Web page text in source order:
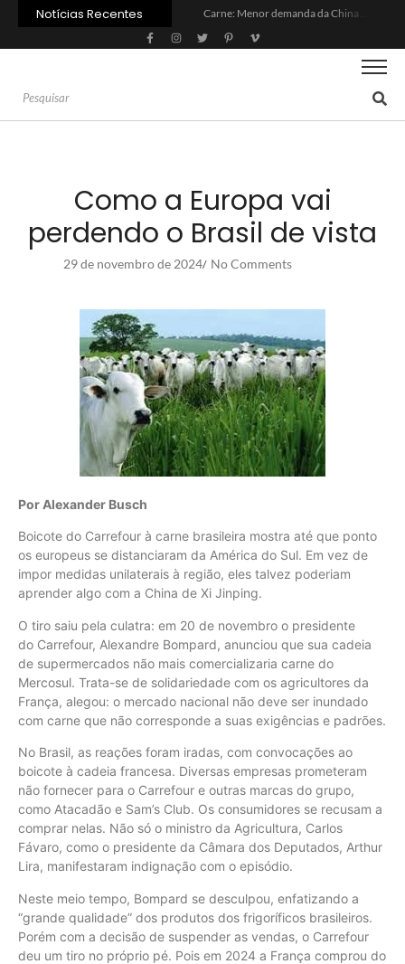
Notícias Recentes
Inadimplência no crédito rural deve seguir elevada até 2027
Lula sanciona MP do Frete e agro teme alta dos custos logísticos
Brasil tem 2º maior juro real do mundo
Como a Europa vai
perdendo o Brasil de vista
29 de novembro de 2024/ No Comments
Por Alexander Busch
Boicote do Carrefour à carne brasileira mostra até que ponto
os europeus se distanciaram da América do Sul. Em vez de
impor medidas unilaterais à região, eles talvez poderiam
aprender algo com a China de Xi Jinping.
O tiro saiu pela culatra: em 20 de novembro o presidente
do Carrefour, Alexandre Bompard, anunciou que sua cadeia
de supermercados não mais comercializaria carne do
Mercosul. Trata-se de solidariedade com os agricultores da
França, alegou: o mercado nacional não deve ser inundado
com carne que não corresponde a suas exigências e padrões.
No Brasil, as reações foram iradas, com convocações ao
boicote à cadeia francesa. Diversas empresas prometeram
não fornecer para o Carrefour e outras marcas do grupo,
como Atacadão e Sam’s Club. Os consumidores se recusam a
comprar nelas. Não só o ministro da Agricultura, Carlos
Fávaro, como o presidente da Câmara dos Deputados, Arthur
Lira, manifestaram indignação com o episódio.
Neste meio tempo, Bompard se desculpou, enfatizando a
“grande qualidade” dos produtos dos frigoríficos brasileiros.
Porém com a decisão de suspender as vendas, o Carrefour
deu um tiro no próprio pé. Pois em 2024 a França comprou do